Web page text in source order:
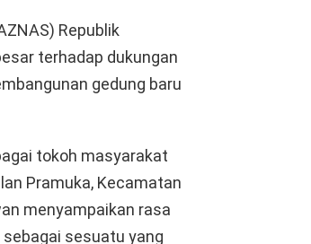
Republik
terhadap dukungan
gedung baru
tokoh masyarakat
Pramuka, Kecamatan
menyampaikan rasa
sesuatu yang